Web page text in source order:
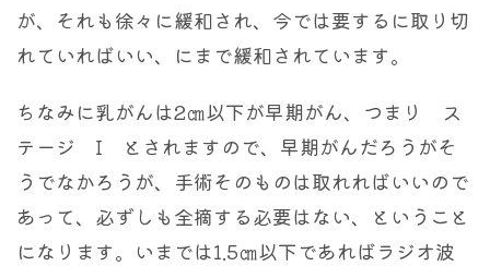
が、それも徐々に緩和され、今では要するに取り切
れていればいい、にまで緩和されています。
ちなみに乳がんは2㎝以下が早期がん、つまり ス
テージ I とされますので、早期がんだろうがそ
うでなかろうが、手術そのものは取れればいいので
あって、必ずしも全摘する必要はない、ということ
になります。いまでは1.5㎝以下であればラジオ波